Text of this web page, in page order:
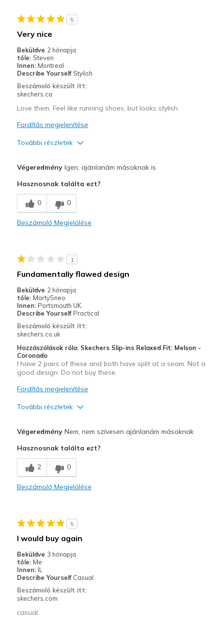
None it is perfect
Legjobb használat
Casual Wear
Going Out
Sizing
Feels true to size
5
Very nice
Beküldve 2 hónapja
tőle: Steven
Innen: Montreal
Describe Yourself Stylish
Beszámoló készült itt:
skechers.ca
Love them. Feel like running shoes, but looks stylish
Fordítás megjelenítése
További részletek
Comfortable
Durable
Casual Wear
Special Occasions
Sizing
Feels true to size
View On Shoes
I'm Into Shoes
VégeredményIgen, ajánlanám másoknak is
Hasznosnak találta ezt?
0 0
Beszámoló Megjelölése
1
Fundamentally flawed design
Beküldve 2 hónapja
tőle: MartySneo
Innen: Portsmouth UK
Describe Yourself Practical
Beszámoló készült itt:
skechers.co.uk
Hozzászólások róla: Skechers Slip-ins Relaxed Fit: Melson -
Coronado
I have 2 pairs of these and both have split at a seam. Not a
good design. Do not buy these.
Fordítás megjelenítése
További részletek
Kontra
Poor Quality
Sizing
Feels true to size
View On Shoes
VégeredményNem, nem szívesen ajánlanám másoknak
Hasznosnak találta ezt?
2 0
Beszámoló Megjelölése
5
I would buy again
Beküldve 3 hónapja
tőle: Me
Innen: IL
Describe Yourself Casual
Beszámoló készült itt:
skechers.com
casual